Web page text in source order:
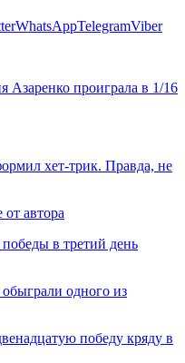
WhatsAppTelegramViber
Азаренко проиграла в 1/16
хет-трик. Правда, не
автора
в третий день
одного из
победу кряду в